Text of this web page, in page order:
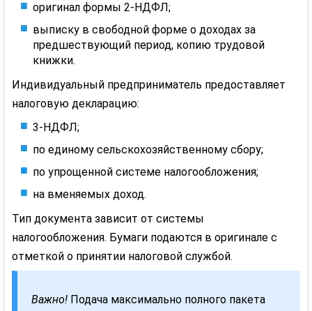
оригинал формы 2- НДФЛ;
выписку в свободной форме о доходах за
предшествующий период, копию трудовой
книжки.
Индивидуальный предприниматель предоставляет
налоговую декларацию:
3- НДФЛ;
по единому сельскохозяйственному сбору;
по упрощенной системе налогообложения;
на вменяемых доход.
Тип документа зависит от системы
налогообложения. Бумаги подаются в оригинале с
отметкой о принятии налоговой службой.
Важно! Подача максимально полного пакета